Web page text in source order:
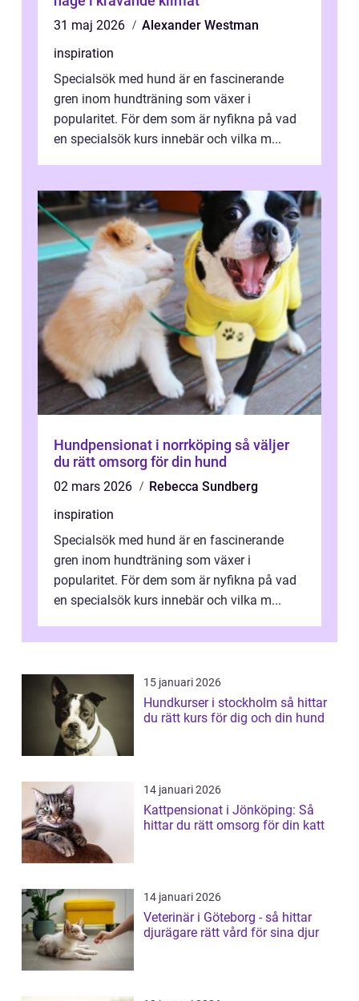
31 maj 2026
Alexander Westman
inspiration
Specialsök med hund är en fascinerande
gren inom hundträning som växer i
popularitet. För dem som är nyfikna på vad
en specialsök kurs innebär och vilka m...
Hundpensionat i norrköping så väljer
du rätt omsorg för din hund
02 mars 2026
Rebecca Sundberg
inspiration
Specialsök med hund är en fascinerande
gren inom hundträning som växer i
popularitet. För dem som är nyfikna på vad
en specialsök kurs innebär och vilka m...
15 januari 2026
Hundkurser i stockholm så hittar
du rätt kurs för dig och din hund
14 januari 2026
Kattpensionat i Jönköping: Så
hittar du rätt omsorg för din katt
14 januari 2026
Veterinär i Göteborg - så hittar
djurägare rätt vård för sina djur